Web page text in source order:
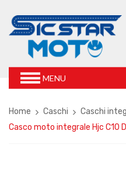
MENU
Home Caschi
Caschi
Casco moto integrale Hjc C10